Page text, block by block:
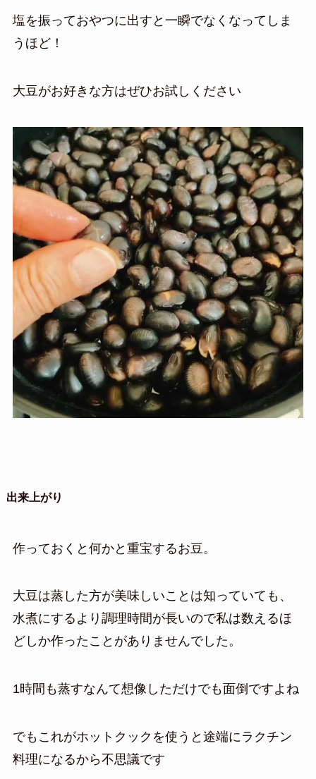
塩を振っておやつに出すと一瞬でなくなってしま
うほど！
大豆がお好きな方はぜひお試しください
出来上がり
作っておくと何かと重宝するお豆。
大豆は蒸した方が美味しいことは知っていても、
水煮にするより調理時間が長いので私は数えるほ
どしか作ったことがありませんでした。
1時間も蒸すなんて想像しただけでも面倒ですよね
でもこれがホットクックを使うと途端にラクチン
料理になるから不思議です